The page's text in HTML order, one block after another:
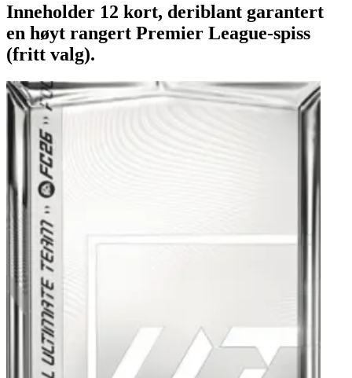
Inneholder 12 kort, deriblant garantert
en høyt rangert Premier League-spiss
(fritt valg).